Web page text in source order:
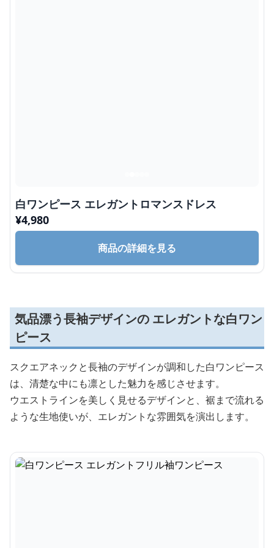
白ワンピース エレガントロマンスドレス
¥4,980
商品の詳細を見る
気品漂う長袖デザインの エレガントな白ワン
ピース
スクエアネックと長袖のデザインが調和した白ワンピース
は、清楚な中にも凛とした魅力を感じさせます。
ウエストラインを美しく見せるデザインと、裾まで流れる
ような生地使いが、エレガントな雰囲気を演出します。